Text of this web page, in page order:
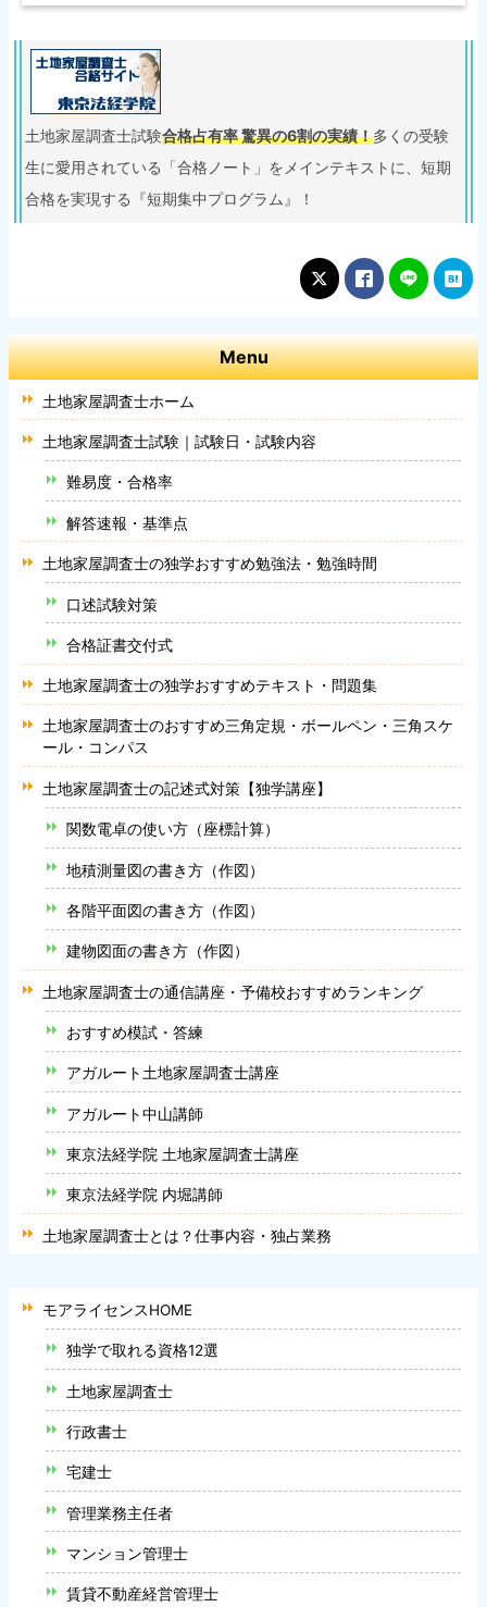
土地家屋調査士試験合格占有率 驚異の6割の実績！多くの受験
生に愛用されている「合格ノート」をメインテキストに、短期
合格を実現する『短期集中プログラム』！
Menu
土地家屋調査士ホーム
土地家屋調査士試験｜試験日・試験内容
難易度・合格率
解答速報・基準点
土地家屋調査士の独学おすすめ勉強法・勉強時間
口述試験対策
合格証書交付式
土地家屋調査士の独学おすすめテキスト・問題集
土地家屋調査士のおすすめ三角定規・ボールペン・三角スケ
ール・コンパス
土地家屋調査士の記述式対策【独学講座】
関数電卓の使い方（座標計算）
地積測量図の書き方（作図）
各階平面図の書き方（作図）
建物図面の書き方（作図）
土地家屋調査士の通信講座・予備校おすすめランキング
おすすめ模試・答練
アガルート土地家屋調査士講座
アガルート中山講師
東京法経学院 土地家屋調査士講座
東京法経学院 内堀講師
土地家屋調査士とは？仕事内容・独占業務
モアライセンスHOME
独学で取れる資格12選
土地家屋調査士
行政書士
宅建士
管理業務主任者
マンション管理士
賃貸不動産経営管理士